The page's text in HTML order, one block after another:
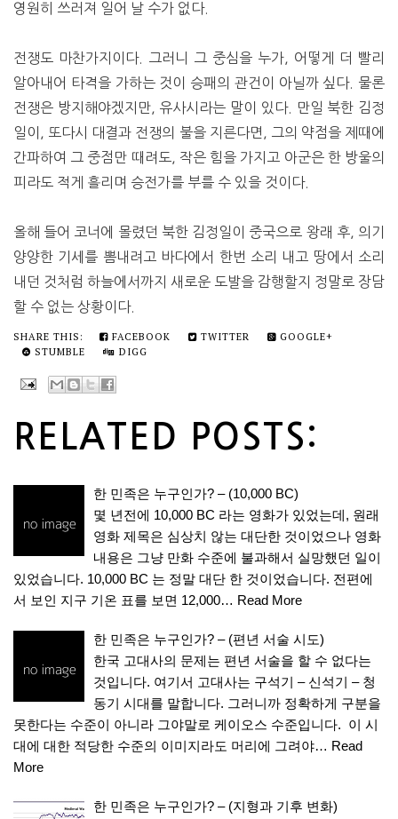
영원히 쓰러져 일어 날 수가 없다.
전쟁도 마찬가지이다. 그러니 그 중심을 누가, 어떻게 더 빨리
알아내어 타격을 가하는 것이 승패의 관건이 아닐까 싶다. 물론
전쟁은 방지해야겠지만, 유사시라는 말이 있다. 만일 북한 김정
일이, 또다시 대결과 전쟁의 불을 지른다면, 그의 약점을 제때에
간파하여 그 중점만 때려도, 작은 힘을 가지고 아군은 한 방울의
피라도 적게 흘리며 승전가를 부를 수 있을 것이다.
올해 들어 코너에 몰렸던 북한 김정일이 중국으로 왕래 후, 의기
양양한 기세를 뽐내려고 바다에서 한번 소리 내고 땅에서 소리
내던 것처럼 하늘에서까지 새로운 도발을 감행할지 정말로 장담
할 수 없는 상황이다.
SHARE THIS: FACEBOOK TWITTER
GOOGLE+
STUMBLE
DIGG
RELATED POSTS:
한 민족은 누구인가? – (10,000 BC)
몇 년전에 10,000 BC 라는 영화가 있었는데, 원래
영화 제목은 심상치 않는 대단한 것이었으나 영화
내용은 그냥 만화 수준에 불과해서 실망했던 일이
있었습니다. 10,000 BC 는 정말 대단 한 것이었습니다. 전편에
서 보인 지구 기온 표를 보면 12,000… Read More
한 민족은 누구인가? – (편년 서술 시도)
한국 고대사의 문제는 편년 서술을 할 수 없다는
것입니다. 여기서 고대사는 구석기 – 신석기 – 청
동기 시대를 말합니다. 그러니까 정확하게 구분을
못한다는 수준이 아니라 그야말로 케이오스 수준입니다. 이 시
대에 대한 적당한 수준의 이미지라도 머리에 그려야… Read
More
한 민족은 누구인가? – (지형과 기후 변화)